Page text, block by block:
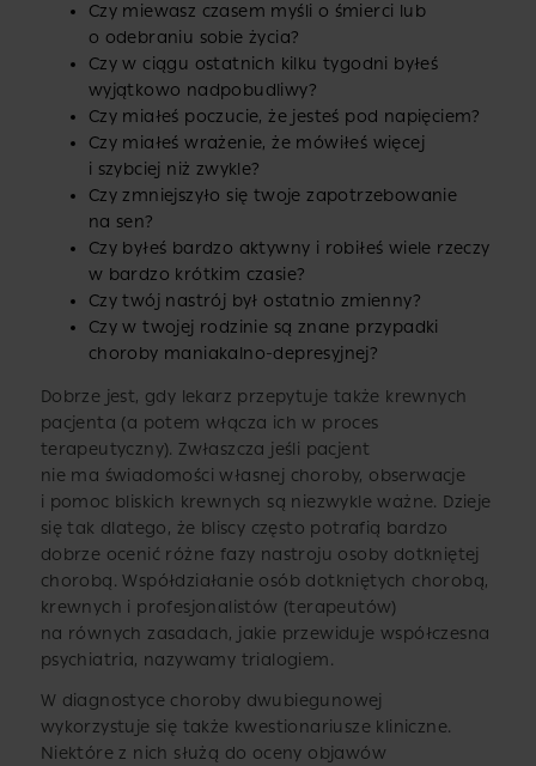
Czy miewasz czasem myśli o śmierci lub
o odebraniu sobie życia?
Czy w ciągu ostatnich kilku tygodni byłeś
wyjątkowo nadpobudliwy?
Czy miałeś poczucie, że jesteś pod napięciem?
Czy miałeś wrażenie, że mówiłeś więcej
i szybciej niż zwykle?
Czy zmniejszyło się twoje zapotrzebowanie
na sen?
Czy byłeś bardzo aktywny i robiłeś wiele rzeczy
w bardzo krótkim czasie?
Czy twój nastrój był ostatnio zmienny?
Czy w twojej rodzinie są znane przypadki
choroby maniakalno-depresyjnej?
Dobrze jest, gdy lekarz przepytuje także krewnych
pacjenta (a potem włącza ich w proces
terapeutyczny). Zwłaszcza jeśli pacjent
nie ma świadomości własnej choroby, obserwacje
i pomoc bliskich krewnych są niezwykle ważne. Dzieje
się tak dlatego, że bliscy często potrafią bardzo
dobrze ocenić różne fazy nastroju osoby dotkniętej
chorobą. Współdziałanie osób dotkniętych chorobą,
krewnych i profesjonalistów (terapeutów)
na równych zasadach, jakie przewiduje współczesna
psychiatria, nazywamy trialogiem.
W diagnostyce choroby dwubiegunowej
wykorzystuje się także kwestionariusze kliniczne.
Niektóre z nich służą do oceny objawów